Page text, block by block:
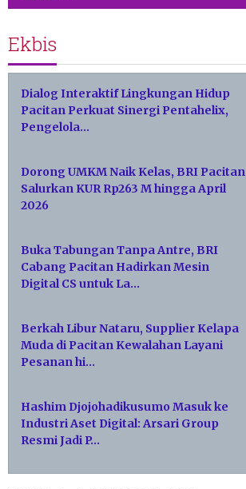
Ekbis
Dialog Interaktif Lingkungan Hidup
Pacitan Perkuat Sinergi Pentahelix,
Pengelola…
Dorong UMKM Naik Kelas, BRI Pacitan
Salurkan KUR Rp263 M hingga April
2026
Buka Tabungan Tanpa Antre, BRI
Cabang Pacitan Hadirkan Mesin
Digital CS untuk La…
Berkah Libur Nataru, Supplier Kelapa
Muda di Pacitan Kewalahan Layani
Pesanan hi…
Hashim Djojohadikusumo Masuk ke
Industri Aset Digital: Arsari Group
Resmi Jadi P…